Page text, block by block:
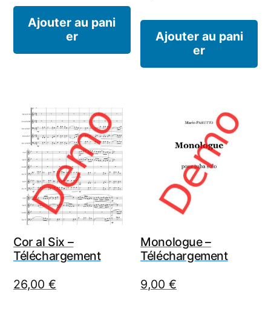
Ajouter au pani
er
Ajouter au pani
er
Cor al Six –
Téléchargement
26,00 €
Monologue –
Téléchargement
9,00€